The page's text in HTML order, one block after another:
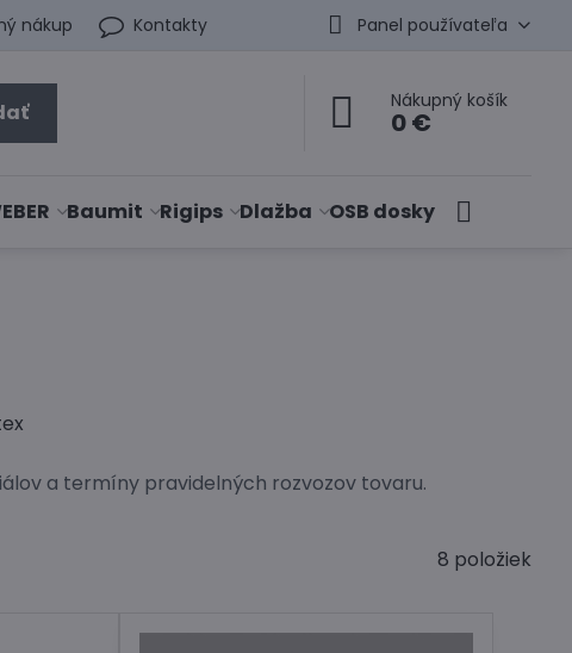
nákup Kontakty Panel používateľa
Nákupný košík
0 €
Baumit Rigips Dlažba OSB dosky
a termíny pravidelných rozvozov tovaru.
8 položiek